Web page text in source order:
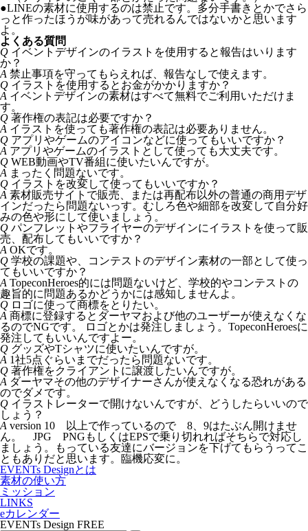
●LINEの素材に使用するのは禁止です。多分手書きとかでさら
っと作ったほうが味があって売れるんではないかと思います
よ。
よくある質問
Q イベントデザインのイラストを使用すると報告はいります
か？
A 禁止事項を守ってもらえれば、報告なしで使えます。
Q イラストを使用するとお金がかかりますか？
A イベントデザインの素材はすべて無料でご利用いただけま
す。
Q 著作権の表記は必要ですか？
A イラストを使っても著作権の表記は必要ありません。
Q アプリやゲームのアイコンなどに使ってもいいですか？
A アプリやゲームのイラストとして使っても大丈夫です。
Q WEB動画やTV番組に使いたいんですが。
A まったく問題ないです。
Q イラストを改変して使ってもいいですか？
A 素材販売サイトで販売、または再配布以外の普通の商用デザ
インだったら問題ないっす。むしろ色や細部を改変して自分好
みの色や形にして使いましょう。
Q パンフレットやフライヤーのデザインにイラストを使って販
売、配布してもいいですか？
A OKです。
Q 学校の課題や、コンテストのデザイン素材の一部として使っ
てもいいですか？
A TopeconHeroes的には問題ないけど、学校的やコンテストの
趣旨的に問題あるかどうかには感知しませんよ。
Q ロゴに使って商標をとりたい。
A 商標に登録するとダーヤマおよび他のユーザーが使えなくな
るのでNGです。 ロゴとかは発注しましょう。TopeconHeroesに
発注してもいいんですよー。
Q グッズやTシャツに使いたいんですが。
A 1社5点ぐらいまでだったら問題ないです。
Q 著作権をクライアントに譲渡したいんですが。
A ダーヤマその他のデザイナーさんが使えなくなる恐れがある
のでダメです。
Q イラストレーターで開けないんですが、どうしたらいいので
しょう？
A version 10 以上で作っているので 8、9はたぶん開けませ
ん。 JPG PNGもしくはEPSで乗り切れればそちらで対応し
ましょう。もっている友達にバージョンを下げてもらうってこ
ともありだと思います。臨機応変に。
EVENTs Designとは
素材の使い方
ミッション
LINKS
eカレンダー
EVENTs Design FREE